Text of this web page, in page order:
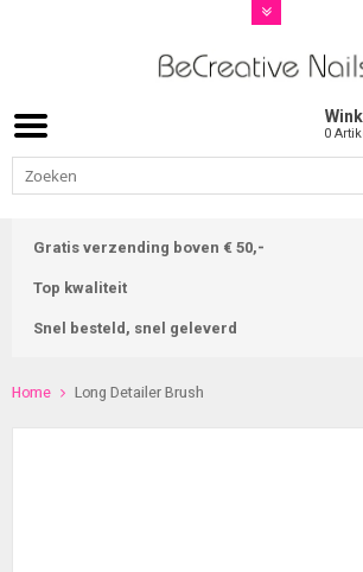
0
Gratis verzending boven € 50,-
Top kwaliteit
Snel besteld, snel geleverd
Home Long Detailer Brush